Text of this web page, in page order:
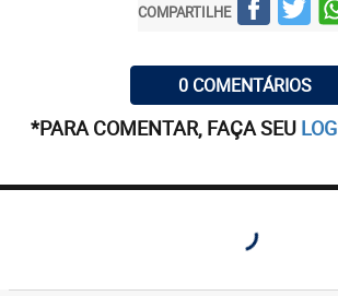
COMPARTILHE
0 COMENTÁRIOS
*PARA COMENTAR, FAÇA SEU